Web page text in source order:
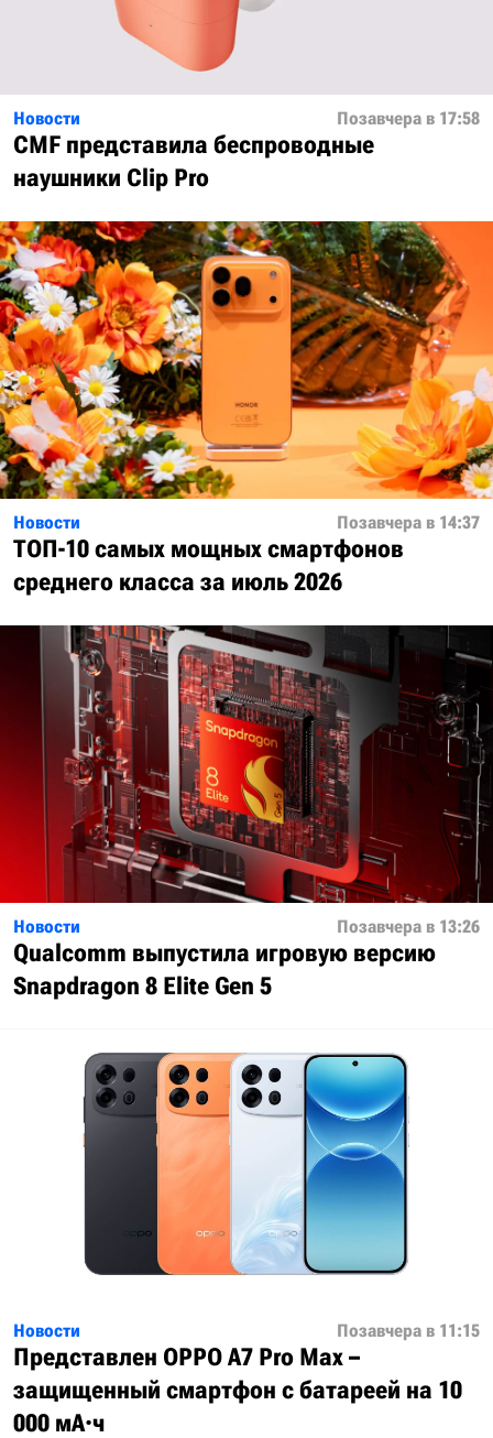
Новости Позавчера в 17:58
CMF представила беспроводные
наушники Clip Pro
Новости Позавчера в 14:37
ТОП-10 самых мощных смартфонов
среднего класса за июль 2026
Новости Позавчера в 13:26
Qualcomm выпустила игровую версию
Snapdragon 8 Elite Gen 5
Новости Позавчера в 11:15
Представлен OPPO A7 Pro Max –
защищенный смартфон с батареей на 10
000 мА·ч